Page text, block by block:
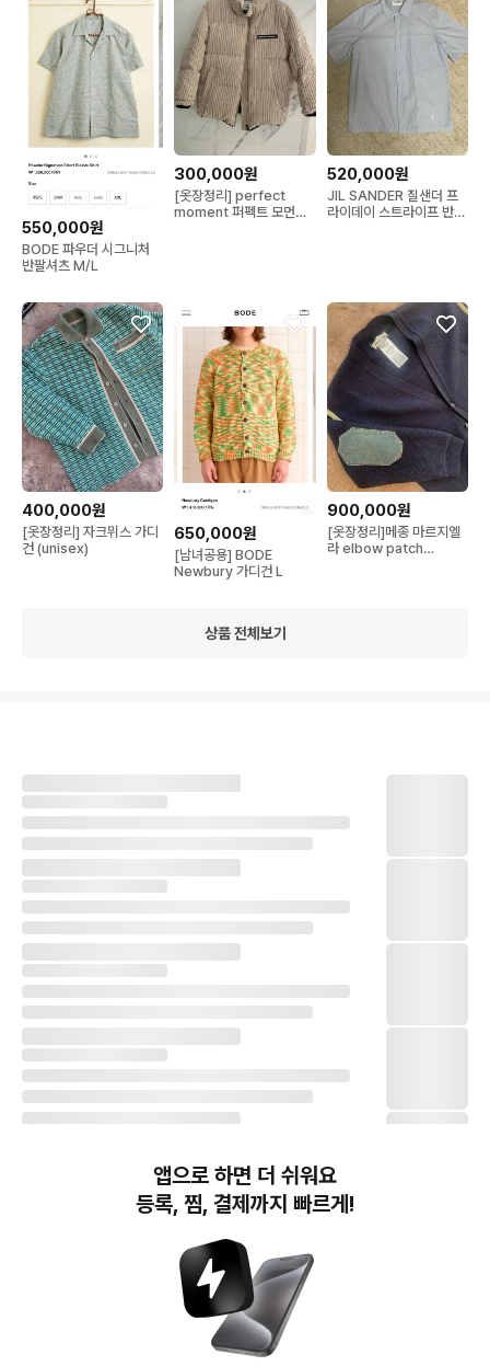
550,000원
BODE 파우더 시그니처
반팔셔츠 M/L
300,000원
[옷장정리] perfect
moment 퍼펙트 모먼트
520,000원
JIL SANDER 질샌더 프
라이데이 스트라이프 반팔
400,000원
[옷장정리] 자크뮈스 가디
건 (unisex)
650,000원
[남녀공용] BODE
Newbury 가디건 L
900,000원
[옷장정리]메종 마르지엘
라 elbow patch
상품 전체보기
번개장터(주) 사업자정보, 이용약관 및 기타 법적고지
번개장터㈜는 통신판매중개자이며, 통신판매의 당사자가 아닙니다. 전자상거래 등에서의
소비자보호에 관한 법률 등 관련 법령 및 번개장터㈜의 약관에 따라 상품, 상품정보, 거래에 관한 책임은
개별 판매자에게 귀속하고, 번개장터㈜는 원칙적으로 회원간 거래에 대하여 책임을 지지 않습니다.
앱으로 하면 더 쉬워요
등록, 찜, 결제까지 빠르게!